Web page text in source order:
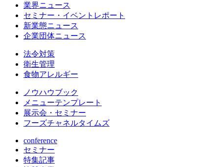
業界ニュース
セミナー・イベントレポート
新業態ニュース
企業団体ニュース
法令対策
衛生管理
食物アレルギー
ノウハウブック
メニューテンプレート
展示会・セミナー
フーズチャネルタイムズ
conference
セミナー
特集記事